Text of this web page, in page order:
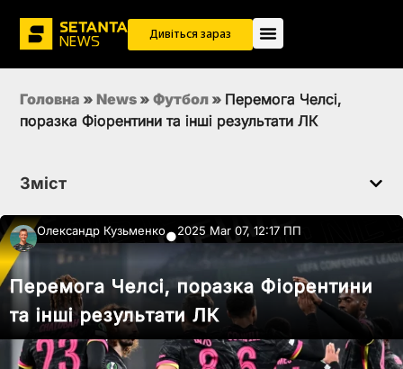
Дивіться зараз
Головна » News » Футбол » Перемога Челсі,
поразка Фіорентини та інші результати ЛК
Зміст
Олександр Кузьменко●2025 Mar 07, 12:17 ПП
Перемога Челсі, поразка Фіорентини
та інші результати ЛК